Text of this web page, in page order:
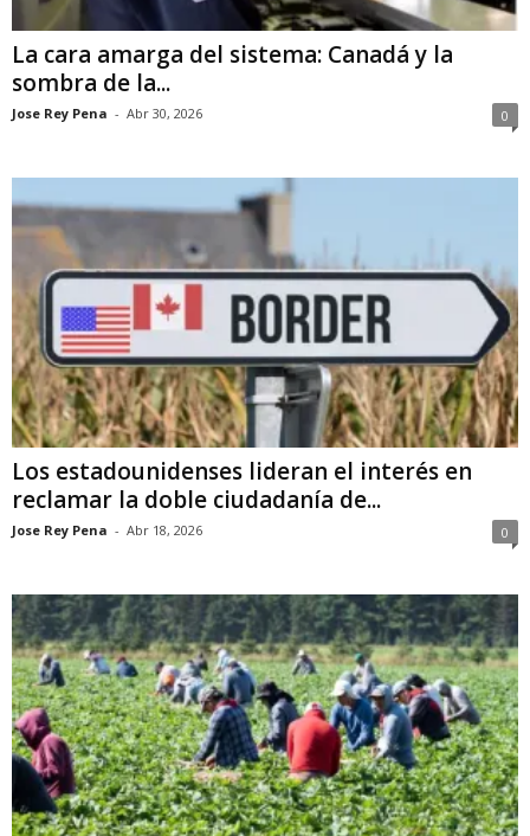
La cara amarga del sistema: Canadá y la
sombra de la...
Jose Rey Pena - Abr 30, 2026 0
Los estadounidenses lideran el interés en
reclamar la doble ciudadanía de...
Jose Rey Pena - Abr 18, 2026 0